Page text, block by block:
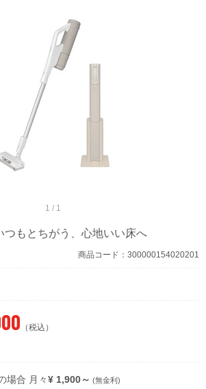
1 / 1
つもとちがう、心地いい床へ
商品コード：300000154020201
（税込）
場合 月々¥ 1,900～ (無金利)